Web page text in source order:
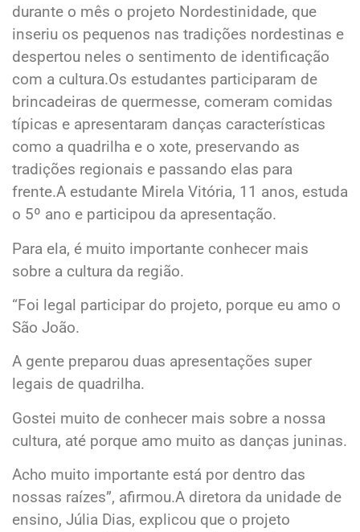
durante o mês o projeto Nordestinidade, que
inseriu os pequenos nas tradições nordestinas e
despertou neles o sentimento de identificação
com a cultura.Os estudantes participaram de
brincadeiras de quermesse, comeram comidas
típicas e apresentaram danças características
como a quadrilha e o xote, preservando as
tradições regionais e passando elas para
frente.A estudante Mirela Vitória, 11 anos, estuda
o 5º ano e participou da apresentação.
Para ela, é muito importante conhecer mais
sobre a cultura da região.
“Foi legal participar do projeto, porque eu amo o
São João.
A gente preparou duas apresentações super
legais de quadrilha.
Gostei muito de conhecer mais sobre a nossa
cultura, até porque amo muito as danças juninas.
Acho muito importante está por dentro das
nossas raízes”, afirmou.A diretora da unidade de
ensino, Júlia Dias, explicou que o projeto